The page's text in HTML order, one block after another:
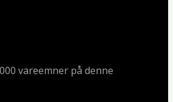
vareemner på denne